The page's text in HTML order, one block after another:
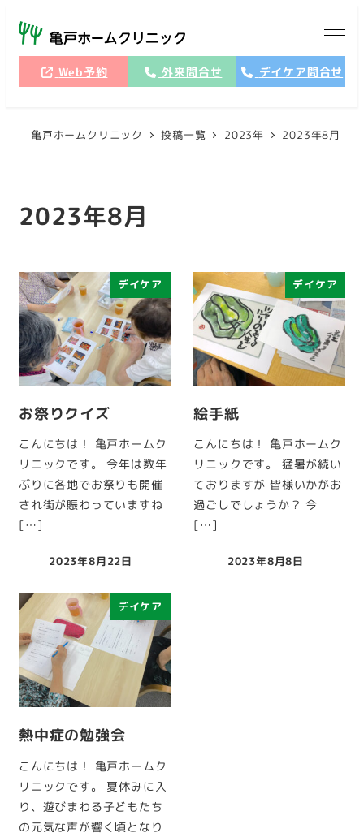
コ
Web予約 外来問合せ デイケア問合せ
亀戸ホームクリニック 投稿一覧 2023年 2023年8月
2023年8月
デイケア
お祭りクイズ
こんにちは！ 亀戸ホームク
リニックです。 今年は数年
ぶりに各地でお祭りも開催
され街が賑わっていますね
[…]
投稿日
2023年8月22日
デイケア
絵手紙
こんにちは！ 亀戸ホームク
リニックです。 猛暑が続い
ておりますが 皆様いかがお
過ごしでしょうか？ 今
[…]
投稿日
2023年8月8日
デイケア
熱中症の勉強会
こんにちは！ 亀戸ホームク
リニックです。 夏休みに入
り、遊びまわる子どもたち
の元気な声が響く頃となり